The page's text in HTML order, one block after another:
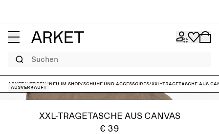
Suchen
ARKET/Herren /Neu im Shop/Schuhe und Accessoires/XXL-Tragetasche aus
Ausverkauft
XXL-TRAGETASCHE AUS CANVAS
€ 39